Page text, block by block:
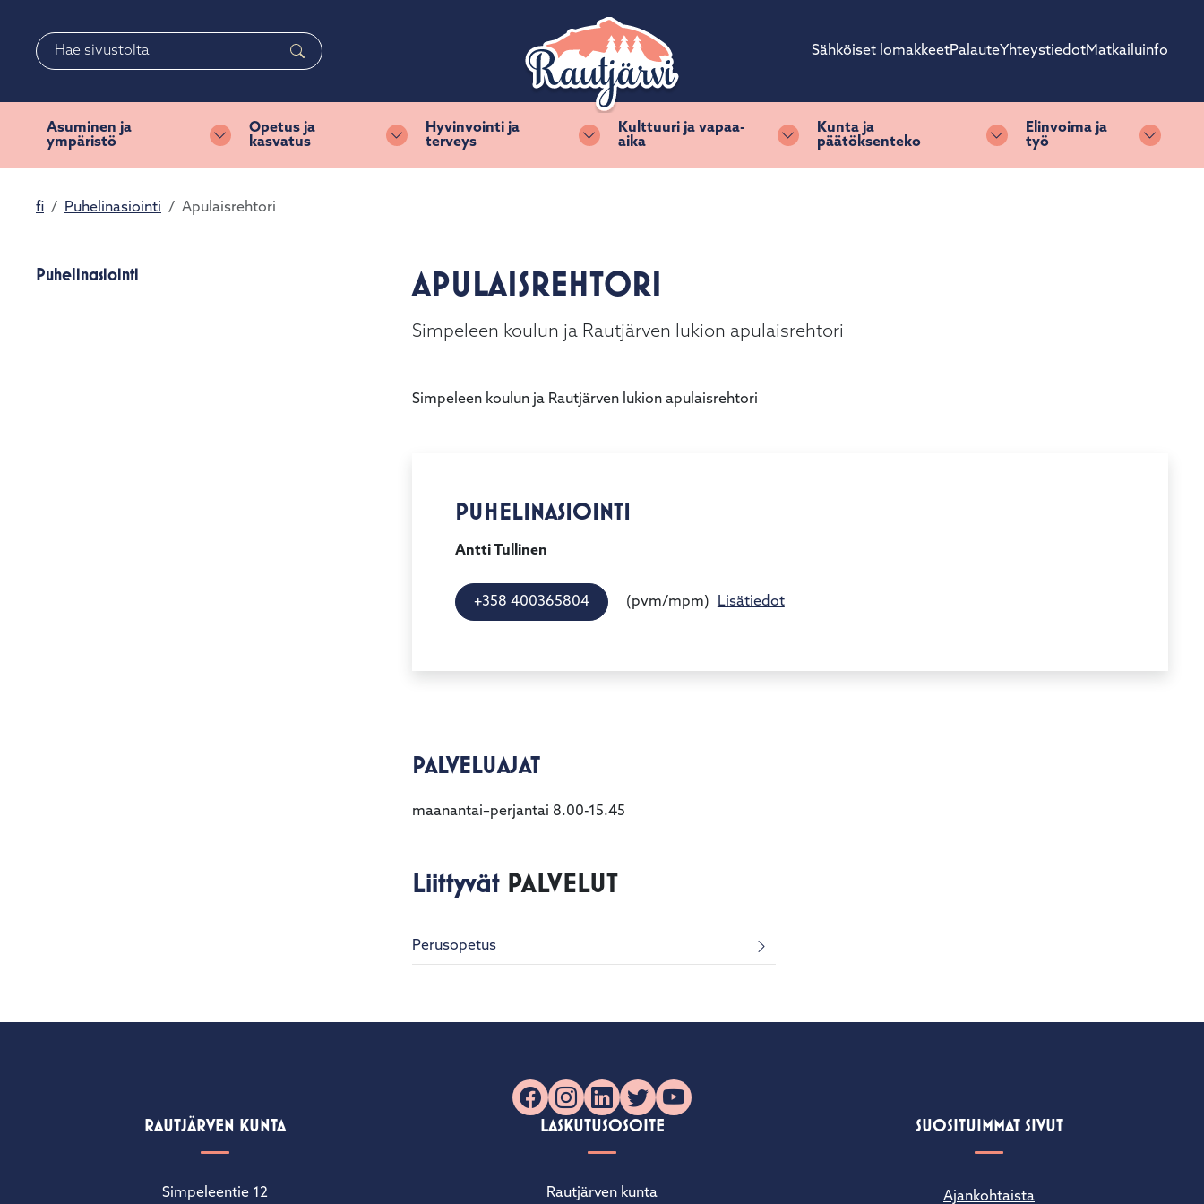
Sähköiset lomakkeetPalauteYhteystiedotMatkailuinfo
Haku
Asuminen ja
ympäristö
Vaihda alasvetovalikkoa
Opetus ja
kasvatus
Vaihda alasvetovalikkoa
Hyvinvointi ja
terveys
Vaihda alasvetovalikkoa
Kulttuuri ja vapaa-
aika
Vaihda alasvetovalikkoa
Kunta ja
päätöksenteko
Vaihda alasvetovalikkoa
Elinvoima ja
työ
Vaihda
fi Puhelinasiointi Apulaisrehtori
Puhelinasiointi APULAISREHTORI
Simpeleen koulun ja Rautjärven lukion apulaisrehtori
Simpeleen koulun ja Rautjärven lukion apulaisrehtori
PUHELINASIOINTI
Antti Tullinen
+358 400365804 (pvm/mpm) Lisätiedot
PALVELUAJAT
maanantai–perjantai 8.00-15.45
Liittyvät PALVELUT
Perusopetus
Facebook
Instagram
LinkedIn
X YouTube
RAUTJÄRVEN KUNTA
Simpeleentie 12
LASKUTUSOSOITE
Rautjärven kunta
SUOSITUIMMAT SIVUT
Ajankohtaista